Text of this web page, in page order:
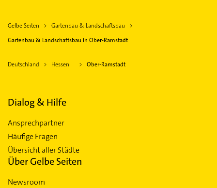
Gelbe Seiten
Gartenbau & Landschaftsbau
Gartenbau & Landschaftsbau in Ober-Ramstadt
Deutschland Hessen Ober-Ramstadt
Dialog & Hilfe
Ansprechpartner
Häufige Fragen
Übersicht aller Städte
Über Gelbe Seiten
Newsroom